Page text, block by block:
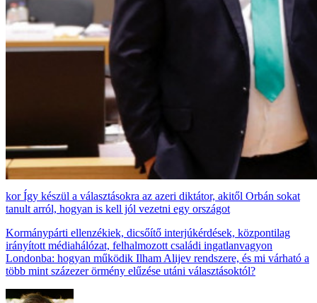
Így készül a választásokra az azeri diktátor, akitől Orbán sokat
tanult arról, hogyan is kell jól vezetni egy országot
Kormánypárti ellenzékiek, dicsőítő interjúkérdések, központilag
irányított médiahálózat, felhalmozott családi ingatlanvagyon
Londonba: hogyan működik Ilham Alijev rendszere, és mi várható a
több mint százezer örmény elűzése utáni választásoktól?